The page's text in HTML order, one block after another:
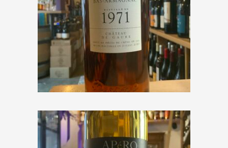
Darroze « Bas-Armagnac » 1971
€184,00